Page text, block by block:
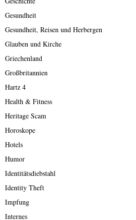
Gesundheit
Gesundheit, Reisen und Herbergen
Glauben und Kirche
Griechenland
Großbritannien
Hartz 4
Health & Fitness
Heritage Scam
Horoskope
Hotels
Humor
Identitätsdiebstahl
Identity Theft
Impfung
Internes